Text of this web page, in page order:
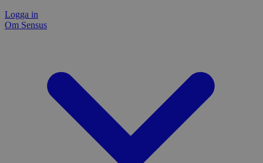
Logga in
Om Sensus